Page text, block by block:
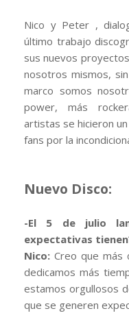
Nico y Peter ,
último trabajo
sus nuevos
nosotros mismos,
marco somos
power, más
artistas se hicieron
fans por la
Nuevo Disco:
-El 5 de julio
expectativas
Nico: Creo que más
dedicamos más
estamos orgullosos
que se generen